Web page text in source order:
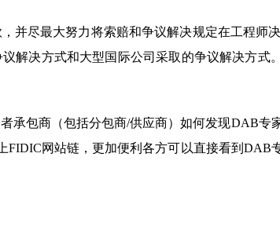
并尽最大努力将索赔和争议解决规定在工程师
解决方式和大型国际公司采取的争议解决方式
承包商（包括分包商/供应商）如何发现DAB专
网站链，更加便利各方可以直接看到DAB